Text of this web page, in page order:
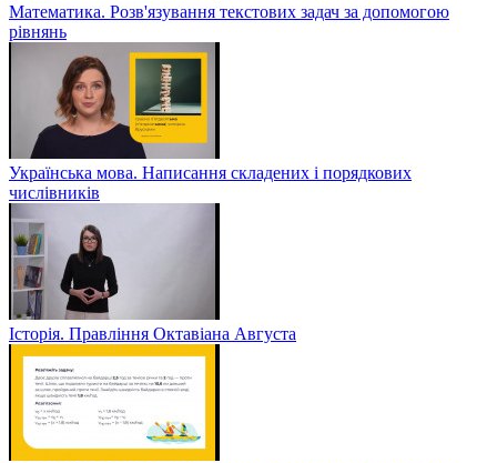
Математика. Розв'язування текстових задач за допомогою
рівнянь
Українська мова. Написання складених і порядкових
числівників
Історія. Правління Октавіана Августа